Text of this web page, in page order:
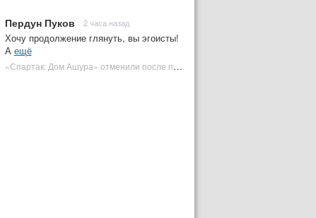
Пердун Пуков 2 часа назад
Хочу продолжение глянуть, вы эгоисты!
А ещё
«Спартак: Дом Ашура» отменили после первого сезона | Plugged In Ru